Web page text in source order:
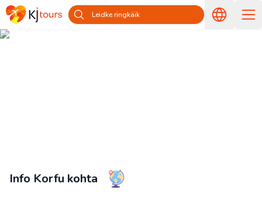
Leidke ringkäik
Info Korfu kohta